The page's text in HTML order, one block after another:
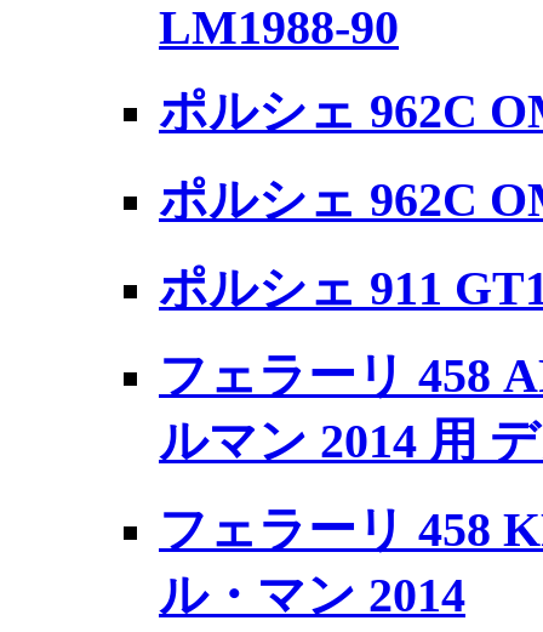
LM1988-90
ポルシェ 962C
ポルシェ 962C
ポルシェ 911
フェラーリ 458
ルマン 2014 用
フェラーリ 458
ル・マン 2014